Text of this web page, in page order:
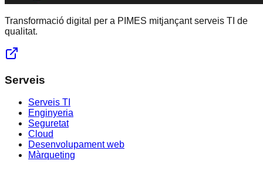
Transformació digital per a PIMES mitjançant serveis TI de
qualitat.
Serveis
Serveis TI
Enginyeria
Seguretat
Cloud
Desenvolupament web
Màrqueting